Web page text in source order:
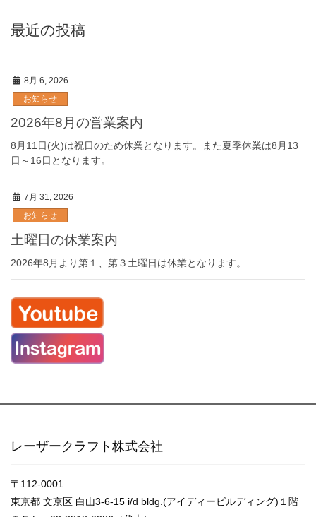
最近の投稿
8月 6, 2026
お知らせ
2026年8月の営業案内
8月11日(火)は祝日のため休業となります。また夏季休業は8月13
日～16日となります。
7月 31, 2026
お知らせ
土曜日の休業案内
2026年8月より第１、第３土曜日は休業となります。
レーザークラフト株式会社
〒112-0001
東京都 文京区 白山3-6-15 i/d bldg.(アイディービルディング)１階